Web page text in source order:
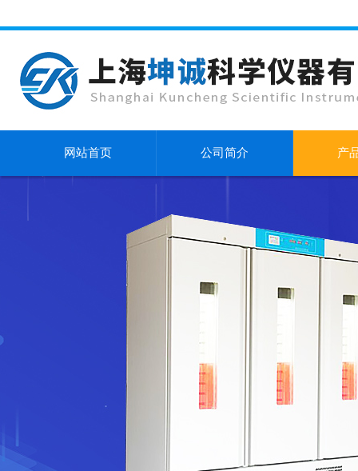
网站首页 公司简介 产